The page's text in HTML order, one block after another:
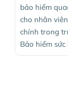
bảo hiểm
cho nhân
chính trong
Bảo hiểm